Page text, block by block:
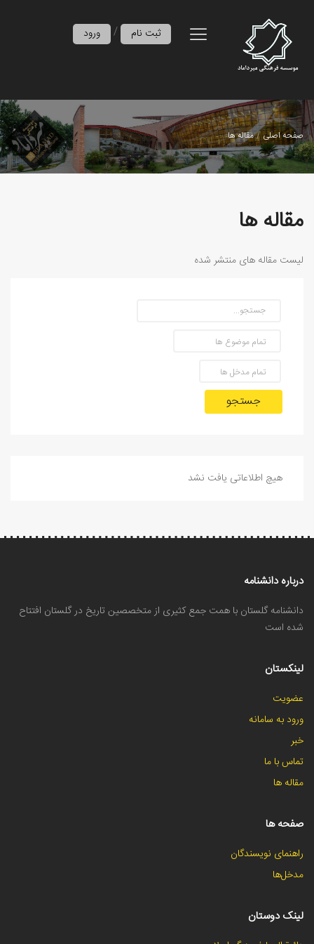
ورود / ثبت نام
صفحه اصلی مقاله ها
مقاله ها
لیست مقاله های منتشر شده
جستجو
هیچ اطلاعاتی یافت نشد
درباره دانشنامه
دانشنامه گلستان با همت جمع کثیری از متخصصین تاریخ در گلستان افتتاح
شده است
لینکستان
عضویت
ورود به سامانه
خبر
تماس با ما
مقاله ها
صفحه ها
راهنمای نویسندگان
مدخل‌ها
لینک دوستان